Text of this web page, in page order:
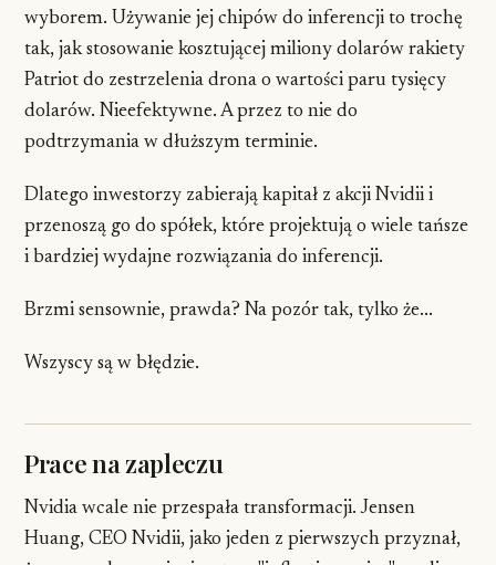
wyborem. Używanie jej chipów do inferencji to trochę
tak, jak stosowanie kosztującej miliony dolarów rakiety
Patriot do zestrzelenia drona o wartości paru tysięcy
dolarów. Nieefektywne. A przez to nie do
podtrzymania w dłuższym terminie.
Dlatego inwestorzy zabierają kapitał z akcji Nvidii i
przenoszą go do spółek, które projektują o wiele tańsze
i bardziej wydajne rozwiązania do inferencji.
Brzmi sensownie, prawda? Na pozór tak, tylko że...
Wszyscy są w błędzie.
Prace na zapleczu
Nvidia wcale nie przespała transformacji. Jensen
Huang, CEO Nvidii, jako jeden z pierwszych przyznał,